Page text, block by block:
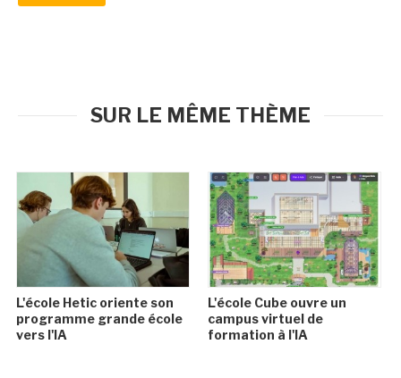
SUR LE MÊME THÈME
L'école Hetic oriente son
programme grande école
vers l'IA
L'école Cube ouvre un
campus virtuel de
formation à l'IA